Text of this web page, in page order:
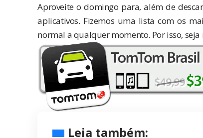
Aproveite o domingo para, além de
aplicativos. Fizemos uma lista com os
normal a qualquer momento. Por isso, seja
Leia também: